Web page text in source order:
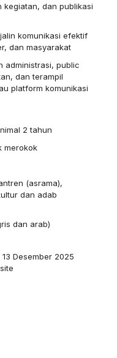
kegiatan, dan publikasi
komunikasi efektif
dan masyarakat
administrasi, public
dan terampil
platform komunikasi
2 tahun
merokok
(asrama),
dan adab
dan arab)
Desember 2025